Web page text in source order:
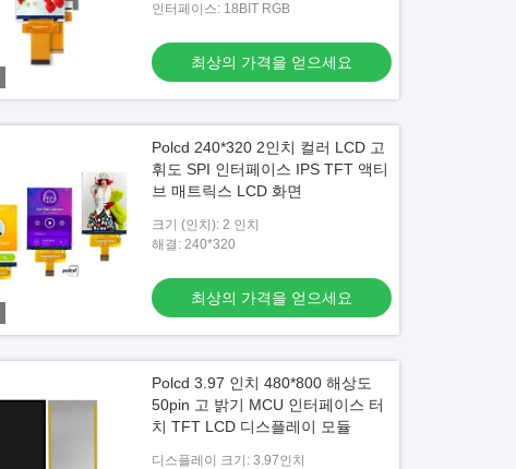
인터페이스: 18BIT RGB
최상의 가격을 얻으세요
Polcd 240*320 2인치 컬러 LCD 고
휘도 SPI 인터페이스 IPS TFT 액티
브 매트릭스 LCD 화면
크기 (인치): 2 인치
해결: 240*320
최상의 가격을 얻으세요
Polcd 3.97 인치 480*800 해상도
50pin 고 밝기 MCU 인터페이스 터
치 TFT LCD 디스플레이 모듈
디스플레이 크기: 3.97인치